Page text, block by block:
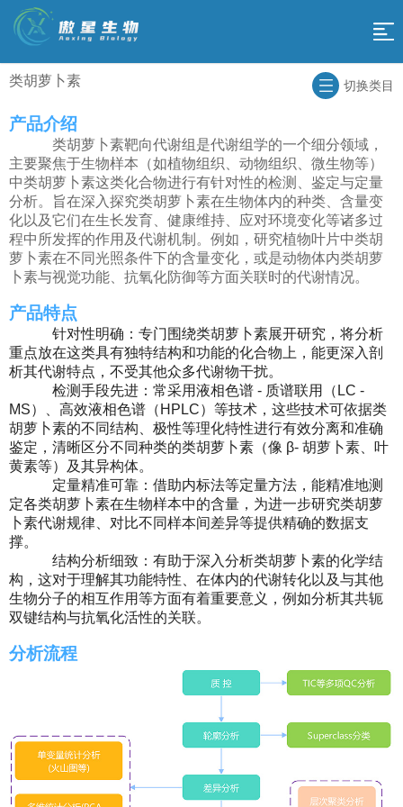
网
站
导
航
科
研
术
平
台
组
学
测
序
促
销
活
动
傲
星
云
平
台
合
程
关
于
我
们
返
首
页
类胡萝卜素 切换类目
产品介绍
类胡萝卜素靶向代谢组是代谢组学的一个细分领域，
主要聚焦于生物样本（如植物组织、动物组织、微生物等）
中类胡萝卜素这类化合物进行有针对性的检测、鉴定与定量
分析。旨在深入探究类胡萝卜素在生物体内的种类、含量变
化以及它们在生长发育、健康维持、应对环境变化等诸多过
程中所发挥的作用及代谢机制。例如，研究植物叶片中类胡
萝卜素在不同光照条件下的含量变化，或是动物体内类胡萝
卜素与视觉功能、抗氧化防御等方面关联时的代谢情况。
产品特点
针对性明确：专门围绕类胡萝卜素展开研究，将分析
重点放在这类具有独特结构和功能的化合物上，能更深入剖
析其代谢特点，不受其他众多代谢物干扰。
检测手段先进：常采用液相色谱 - 质谱联用（LC -
MS）、高效液相色谱（HPLC）等技术，这些技术可依据类
胡萝卜素的不同结构、极性等理化特性进行有效分离和准确
鉴定，清晰区分不同种类的类胡萝卜素（像 β- 胡萝卜素、叶
黄素等）及其异构体。
定量精准可靠：借助内标法等定量方法，能精准地测
定各类胡萝卜素在生物样本中的含量，为进一步研究类胡萝
卜素代谢规律、对比不同样本间差异等提供精确的数据支
撑。
结构分析细致：有助于深入分析类胡萝卜素的化学结
构，这对于理解其功能特性、在体内的代谢转化以及与其他
生物分子的相互作用等方面有着重要意义，例如分析其共轭
双键结构与抗氧化活性的关联。
分析流程